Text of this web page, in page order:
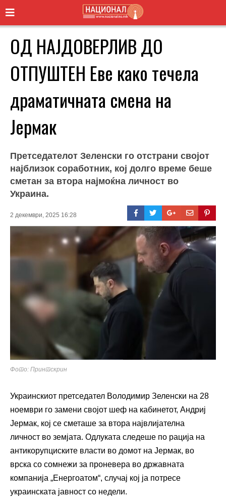
ОД НАЈДОВЕРЛИВ ДО
ОТПУШТЕН Еве како течела
драматичната смена на
Јермак
Претседателот Зеленски го отстрани својот
најблизок соработник, кој долго време беше
сметан за втора најмоќна личност во
Украина.
2 декември, 2025 16:28
Фото: Принтскрин
Украинскиот претседател Володимир Зеленски на 28
ноември го замени својот шеф на кабинетот, Андриј
Јермак, кој се сметаше за втора највлијателна
личност во земјата. Одлуката следеше по рација на
антикорупциските власти во домот на Јермак, во
врска со сомнежи за проневера во државната
компанија „Енергоатом“, случај кој ја потресе
украинската јавност со недели.